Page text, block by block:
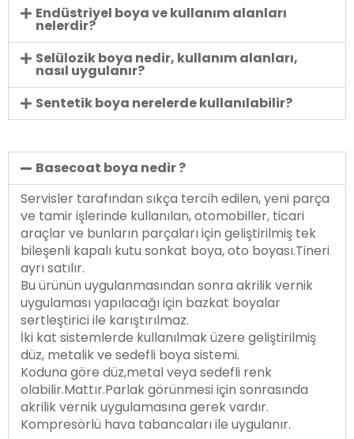
Endüstriyel boya ve kullanım alanları
nelerdir?
Selülozik boya nedir, kullanım alanları,
nasıl uygulanır?
Sentetik boya nerelerde kullanılabilir?
Basecoat boya nedir ?
Servisler tarafından sıkça tercih edilen, yeni parça
ve tamir işlerinde kullanılan, otomobiller, ticari
araçlar ve bunların parçaları için geliştirilmiş tek
bileşenli kapalı kutu sonkat boya, oto boyası.Tineri
ayrı satılır.
Bu ürünün uygulanmasından sonra akrilik vernik
uygulaması yapılacağı için bazkat boyalar
sertleştirici ile karıştırılmaz.
İki kat sistemlerde kullanılmak üzere geliştirilmiş
düz, metalik ve sedefli boya sistemi.
Koduna göre düz,metal veya sedefli renk
olabilir.Mattır.Parlak görünmesi için sonrasında
akrilik vernik uygulamasına gerek vardır.
Kompresörlü hava tabancaları ile uygulanır.